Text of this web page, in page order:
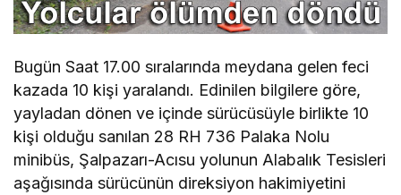
Bugün Saat 17.00 sıralarında meydana gelen feci
kazada 10 kişi yaralandı. Edinilen bilgilere göre,
yayladan dönen ve içinde sürücüsüyle birlikte 10
kişi olduğu sanılan 28 RH 736 Palaka Nolu
minibüs, Şalpazarı-Acısu yolunun Alabalık Tesisleri
aşağısında sürücünün direksiyon hakimiyetini